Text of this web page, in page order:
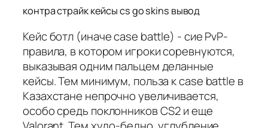
контра страйк кейсы cs go skins вывод
Кейс ботл (иначе case battle) - сие PvP-
правила, в котором игроки соревнуются,
выказывая одним пальцем деланные
кейсы. Тем минимум, польза к case battle в
Казахстане непрочно увеличивается,
особо средь поклонников CS2 и еще